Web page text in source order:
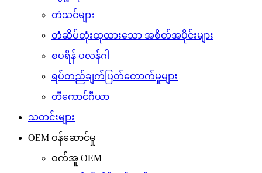
တံသင်များ
တံဆိပ်တုံးထုထားသော အစိတ်အပိုင်းများ
စပရိန် ပလန်ဂါ
ရပ်တည်ချက်ပြတ်တောက်မှုများ
တီကောင်ဂီယာ
သတင်းများ
OEM ဝန်ဆောင်မှု
ဝက်အူ OEM